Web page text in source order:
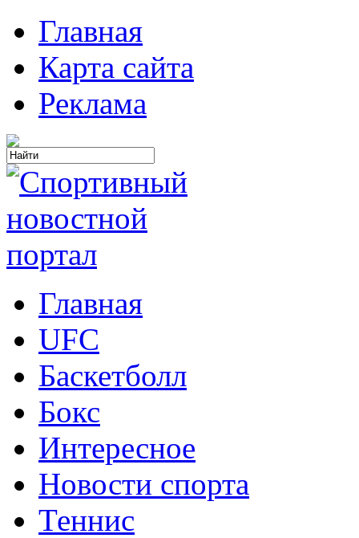
Главная
Карта сайта
Реклама
Главная
UFC
Баскетболл
Бокс
Интересное
Новости спорта
Теннис